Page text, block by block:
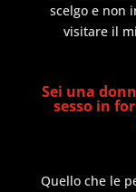
scelgo e non
visitare il
Sei una
sesso in
Quello che le